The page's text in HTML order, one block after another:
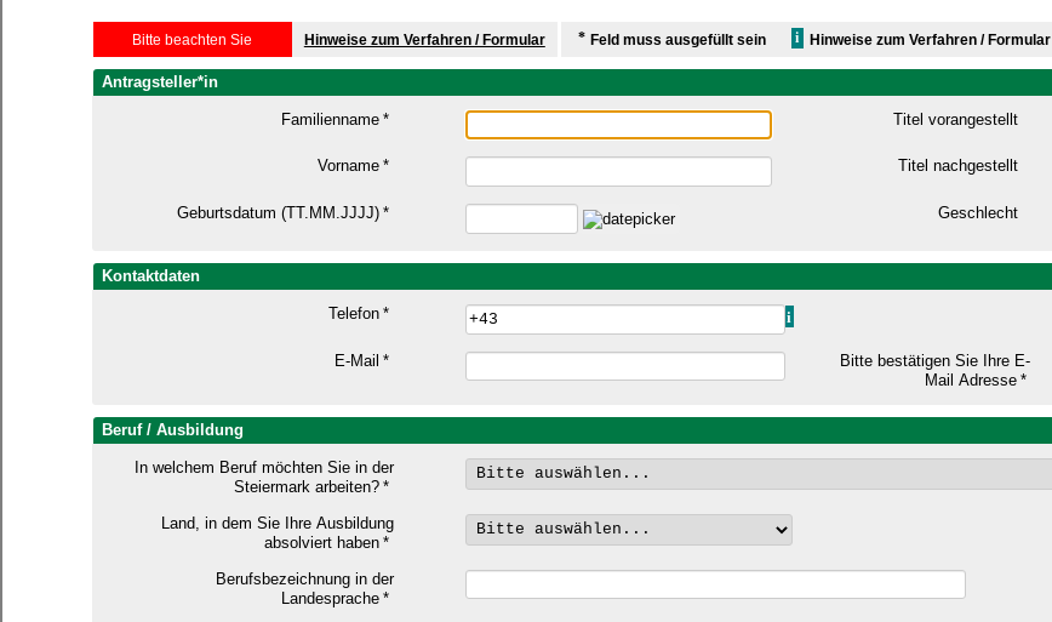
Bitte beachten Sie Hinweise zum Verfahren / Formular * Feld muss ausgefüllt sein i Hinweise zum Verfahren / Formular
Antragsteller*in
Familienname * Titel vorangestellt
Vorname * Titel nachgestellt
Geburtsdatum (TT.MM.JJJJ) * Geschlecht
Kontaktdaten
Telefon * i
E-Mail *
Bitte bestätigen Sie Ihre E-
Mail Adresse *
Beruf / Ausbildung
In welchem Beruf möchten Sie in der
Steiermark arbeiten? *
Land, in dem Sie Ihre Ausbildung
absolviert haben *
Berufsbezeichnung in der
Landesprache *